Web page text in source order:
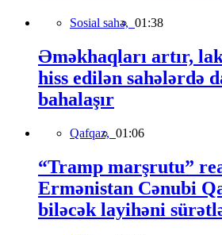
Sosial sahə, 01:38
Əməkhaqları artır,
hiss edilən sahələrdə
bahalaşır
Qafqaz, 01:06
“Tramp marşrutu”
Ermənistan Cənubi
biləcək layihəni